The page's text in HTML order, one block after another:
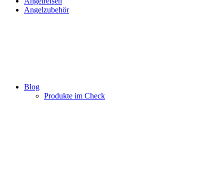
Angelzubehör
Blog
Produkte im Check